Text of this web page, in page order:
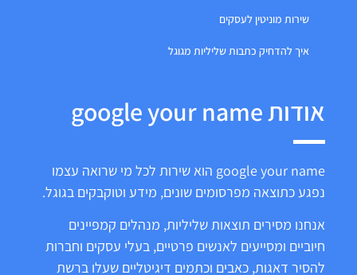
שירות מוניטין לעסקים
איך להדחיק כתבות שליליות מגוגל
אודות google your name
google your name הוא שירות לכל מי שרואה עצמו
נפגע כתוצאה מפרסומים שונים, מידע וטוקבקים בגוגל.
אנחנו מסירים תוצאות שליליות, מנהלים קמפיינים
חיוביים ומסייעים לאנשים פרטיים, בעלי עסקים וחברות
להסיר דאגות, כאבים וכתמים דיגיטליים שעלו ברשת